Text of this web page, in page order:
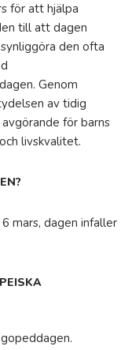
för att hjälpa
till att dagen
den ofta
Genom
av tidig
för barns
livskvalitet.
mars, dagen infaller